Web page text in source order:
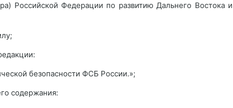
Российской Федерации по развитию Дальнего Востока и
безопасности ФСБ России.»;
содержания: